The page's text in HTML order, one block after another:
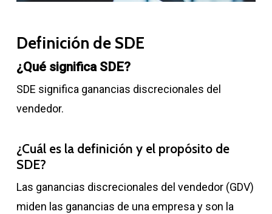
Definición de SDE
¿Qué significa SDE?
SDE significa ganancias discrecionales del
vendedor.
¿Cuál es la definición y el propósito de
SDE?
Las ganancias discrecionales del vendedor (GDV)
miden las ganancias de una empresa y son la